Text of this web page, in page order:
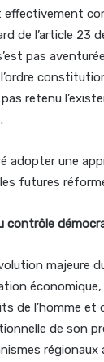
de l’article 23
pas
retenu
adopter une
futures
contrôle
majeure
de l’homme
de son